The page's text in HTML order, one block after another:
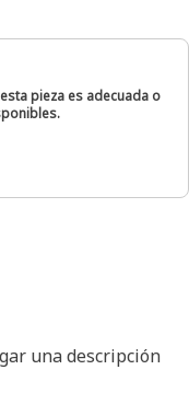
pieza es adecuada o
una descripción